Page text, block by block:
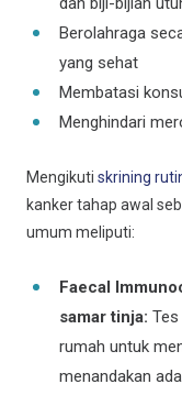
Berolahraga
yang sehat
Membatasi
Menghindari
Mengikuti skrining
kanker tahap awal
umum meliputi:
Faecal
samar tinja:
rumah untuk
menandakan